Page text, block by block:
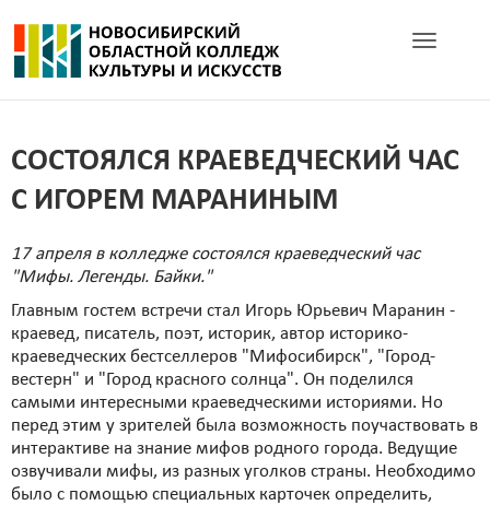
Toggle
СОСТОЯЛСЯ КРАЕВЕДЧЕСКИЙ ЧАС
С ИГОРЕМ МАРАНИНЫМ
17 апреля в колледже состоялся краеведческий час
"Мифы. Легенды. Байки."
Главным гостем встречи стал Игорь Юрьевич Маранин -
краевед, писатель, поэт, историк, автор историко-
краеведческих бестселлеров "Мифосибирск", "Город-
вестерн" и "Город красного солнца". Он поделился
самыми интересными краеведческими историями. Но
перед этим у зрителей была возможность поучаствовать в
интерактиве на знание мифов родного города. Ведущие
озвучивали мифы, из разных уголков страны. Необходимо
было с помощью специальных карточек определить,